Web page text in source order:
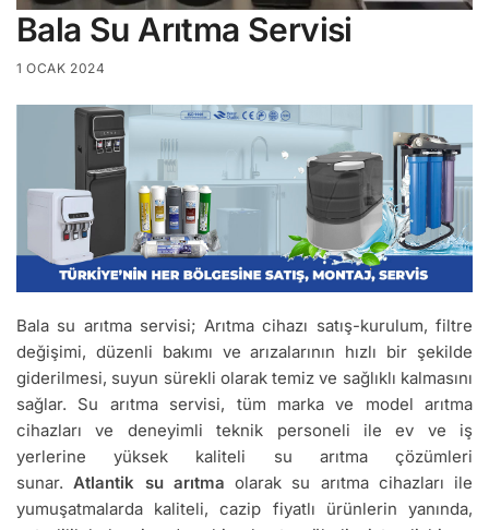
Bala Su Arıtma Servisi
1 OCAK 2024
Bala su arıtma servisi; Arıtma cihazı satış-kurulum, filtre
değişimi, düzenli bakımı ve arızalarının hızlı bir şekilde
giderilmesi, suyun sürekli olarak temiz ve sağlıklı kalmasını
sağlar. Su arıtma servisi, tüm marka ve model arıtma
cihazları ve deneyimli teknik personeli ile ev ve iş
yerlerine yüksek kaliteli su arıtma çözümleri
sunar.Atlantik su arıtma olarak su arıtma cihazları ile
yumuşatmalarda kaliteli, cazip fiyatlı ürünlerin yanında,